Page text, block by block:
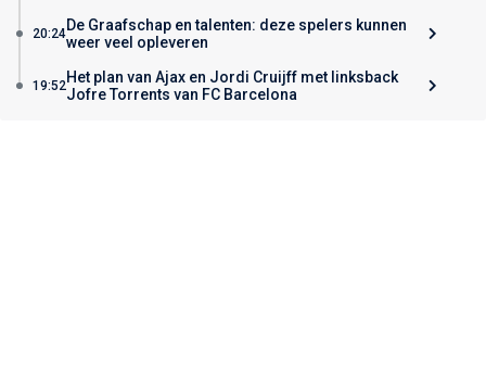
20:24De Graafschap en talenten: deze spelers kunnen
weer veel opleveren
19:52Het plan van Ajax en Jordi Cruijff met linksback
Jofre Torrents van FC Barcelona